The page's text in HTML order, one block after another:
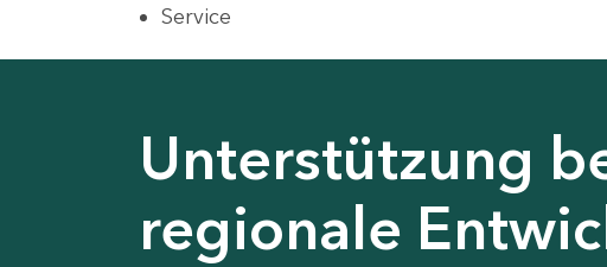
Service
Unterstützung
regionale